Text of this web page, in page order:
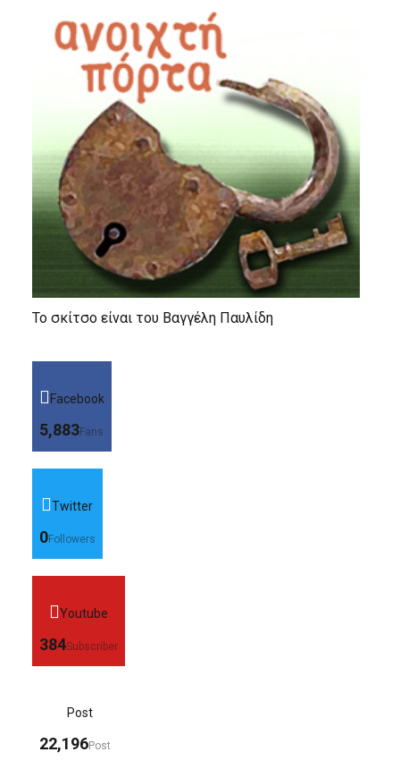
Το σκίτσο είναι του Βαγγέλη Παυλίδη
Facebook
5,883Fans
Twitter
0Followers
Youtube
384Subscriber
Post
22,196Post